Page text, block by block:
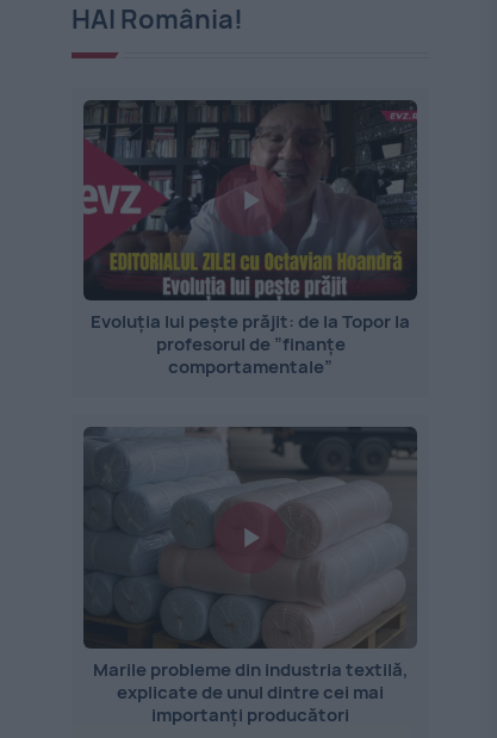
HAI România!
Evoluția lui pește prăjit: de la Topor la
profesorul de ”finanțe
comportamentale”
Marile probleme din industria textilă,
explicate de unul dintre cei mai
importanți producători